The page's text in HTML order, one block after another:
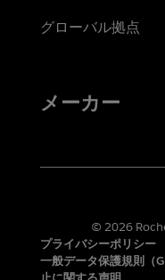
グローバル拠点
メーカー
© 2026
プライバシーポリシー
一般データ保護規則（